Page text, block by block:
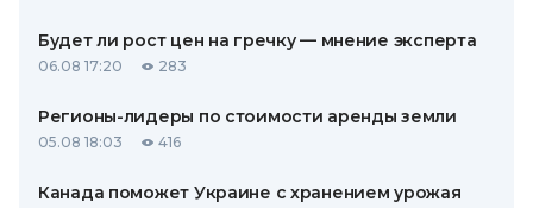
Будет ли рост цен на гречку — мнение эксперта
06.08 17:20 283
Регионы-лидеры по стоимости аренды земли
05.08 18:03 416
Канада поможет Украине с хранением урожая